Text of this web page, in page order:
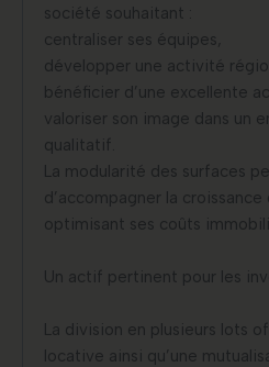
société souhaitant :
centraliser ses équipes,
développer une activité
bénéficier d’une excellente
valoriser son image dans un
qualitatif.
La modularité des surfaces
d’accompagner la
optimisant ses coûts
Un actif pertinent pour les
La division en plusieurs lots
locative ainsi qu’une